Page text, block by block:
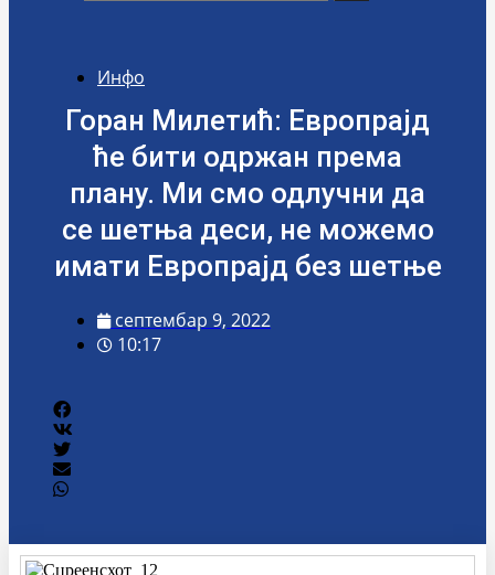
Инфо
Горан Милетић: Европрајд
ће бити одржан према
плану. Ми смо одлучни да
се шетња деси, не можемо
имати Европрајд без шетње
септембар 9, 2022
10:17